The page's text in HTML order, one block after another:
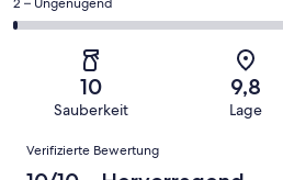
Bewertung
Hervorragend
haben
Bewertung
Gut
Gästebewertungen
Bewertung
insgesamt
Gästebewertungen
von
8
von
insgesamt
Gästebewertungen
haben
eine
Bewertung
2 – Ungenügend
10
Sauberkeit
9,8
Lage
Bewertungen
Verifizierte Bewertung